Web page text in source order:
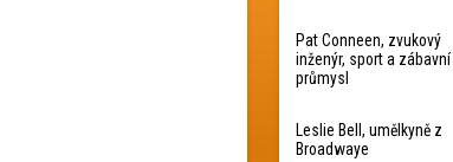
Pat Conneen, zvukový
inženýr, sport a zábavní
průmysl
Leslie Bell, umělkyně z
Broadwaye